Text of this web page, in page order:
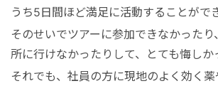
うち5日間ほど満足に活動することがで
そのせいでツアーに参加できなかった
所に行けなかったりして、とても悔しか
それでも、社員の方に現地のよく効く